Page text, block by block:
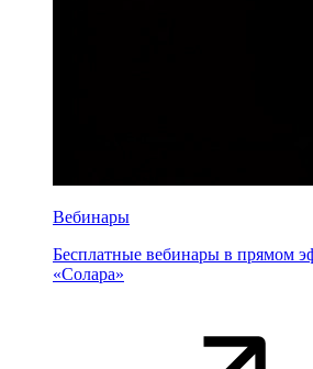
Вебинары
Бесплатные вебинары в прямом
«Солара»